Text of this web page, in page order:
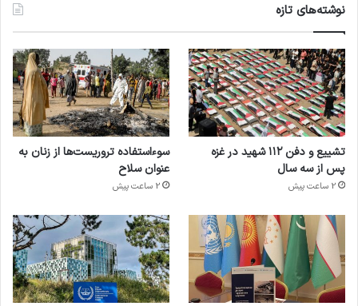
نوشته‌های تازه
تشییع و دفن ۱۱۲ شهید در غزه
پس از سه سال
2 ساعت پیش
سوءاستفاده تروریست‌ها از زنان به
عنوان سلاح
2 ساعت پیش